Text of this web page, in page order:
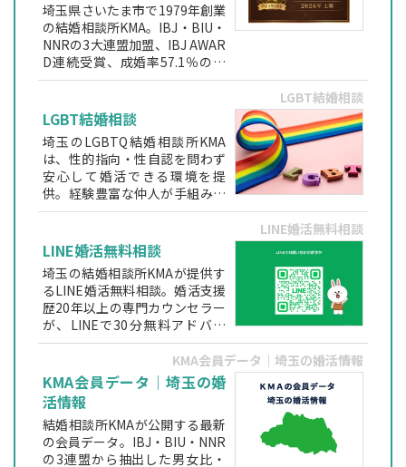
埼玉県さいたま市で1979年創業
の結婚相談所KMA。IBJ・BIU・
NNRの3大連盟加盟、IBJ AWAR
D連続受賞、成婚率57.1％の実
績を持つ地域密着型相談所で
ーが婚約まで伴走します。
LGBT結婚相談
LGBT結婚相談
埼玉のLGBTQ結婚相談所KMA
は、性的指向・性自認を問わず
安心して婚活できる環境を提
供。経験豊富な仲人が手組みで
お見合いを調整し、身元保証型
ートします。
LINE婚活無料相談
LINE婚活無料相談
埼玉の結婚相談所KMAが提供す
るLINE婚活無料相談。婚活支援
歴20年以上の専門カウンセラー
が、LINEで30分無料アドバイ
ス。匿名OK・初心者でも安心し
KMA会員データ｜埼玉の婚活情報
KMA会員データ｜埼玉の婚
活情報
結婚相談所KMAが公開する最新
の会員データ。IBJ・BIU・NNR
の3連盟から抽出した男女比・